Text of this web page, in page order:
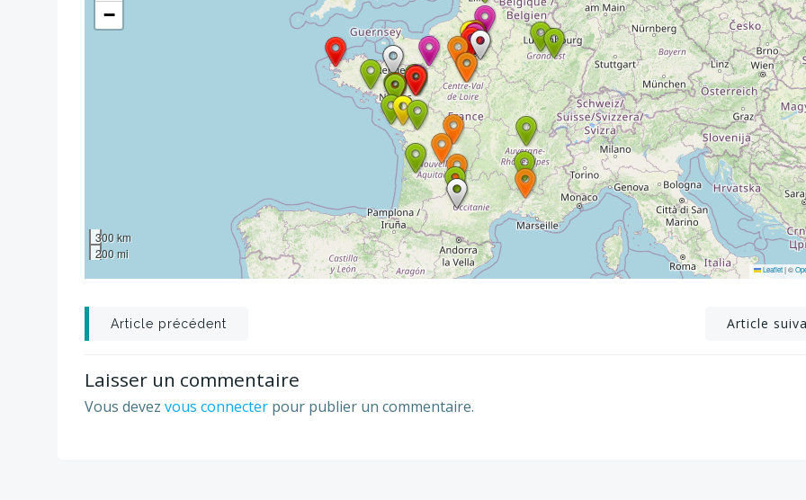
−
300 km
200 mi
Leaflet|©
Post
navigation
Article précédent Article
Laisser un commentaire
Vous devez vous connecter pour publier un commentaire.